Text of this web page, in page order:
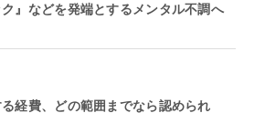
ク』などを発端とするメンタル不調へ
経費、どの範囲までなら認められ